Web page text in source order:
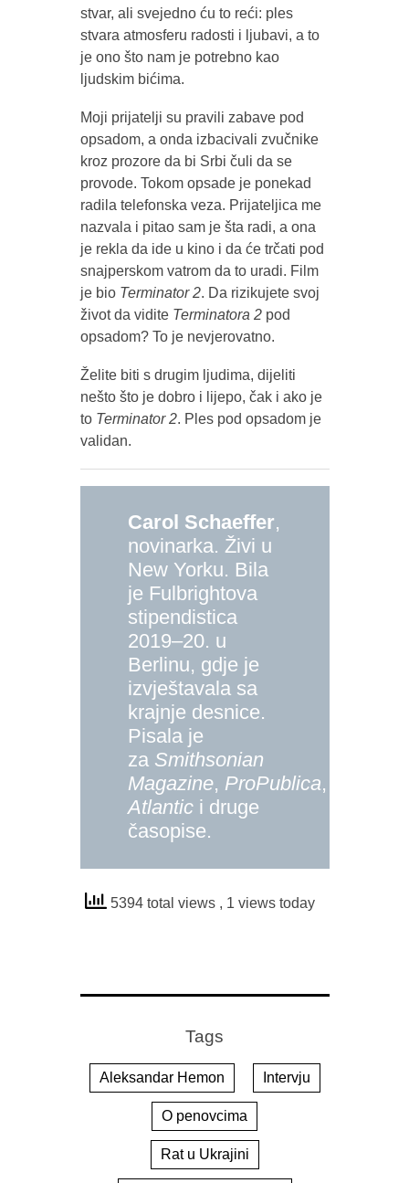
stvar, ali svejedno ću to reći: ples
stvara atmosferu radosti i ljubavi, a to
je ono što nam je potrebno kao
ljudskim bićima.
Moji prijatelji su pravili zabave pod
opsadom, a onda izbacivali zvučnike
kroz prozore da bi Srbi čuli da se
provode. Tokom opsade je ponekad
radila telefonska veza. Prijateljica me
nazvala i pitao sam je šta radi, a ona
je rekla da ide u kino i da će trčati pod
snajperskom vatrom da to uradi. Film
je bio Terminator 2. Da rizikujete svoj
život da vidite Terminatora 2 pod
opsadom? To je nevjerovatno.
Želite biti s drugim ljudima, dijeliti
nešto što je dobro i lijepo, čak i ako je
to Terminator 2. Ples pod opsadom je
validan.
Carol Schaeffer,
novinarka. Živi u
New Yorku. Bila
je Fulbrightova
stipendistica
2019–20. u
Berlinu, gdje je
izvještavala sa
krajnje desnice.
Pisala je
za Smithsonian
Magazine, ProPublica,
Atlantici druge
časopise.
5394 total views , 1 views today
Tags
Aleksandar Hemon Intervju
O penovcima
Rat u Ukrajini